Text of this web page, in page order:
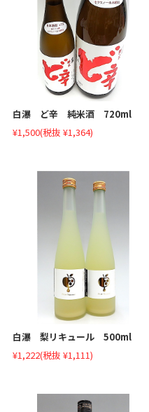
白瀑 ど辛 純米酒 720ml
¥1,500(税抜 ¥1,364)
白瀑 梨リキュール 500ml
¥1,222(税抜 ¥1,111)